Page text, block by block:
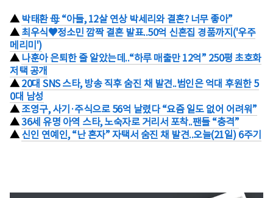
▲ 박태환 母 “아들, 12살 연상 박세리와 결혼? 너무 좋아”
▲ 최우식♥정소민 깜짝 결혼 발표..50억 신혼집 경품까지('우주
메리미')
▲ 나훈아 은퇴한 줄 알았는데..“하루 매출만 12억” 250평 초호화
저택 공개
▲ 20대 SNS 스타, 방송 직후 숨진 채 발견..범인은 억대 후원한 5
0대 남성
▲ 조영구, 사기·주식으로 56억 날렸다 “요즘 일도 없어 어려워”
▲36세 유명 아역 스타, 노숙자로 거리서 포착..팬들 “충격”
▲ 신인 연예인, “난 혼자” 자택서 숨진 채 발견..오늘(21일) 6주기